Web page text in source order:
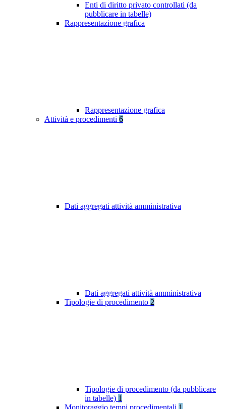
Enti di diritto privato controllati (da
pubblicare in tabelle)
Rappresentazione grafica
Rappresentazione grafica
Attività e procedimenti 6
Dati aggregati attività amministrativa
Dati aggregati attività amministrativa
Tipologie di procedimento 2
Tipologie di procedimento (da pubblicare
in tabelle) 1